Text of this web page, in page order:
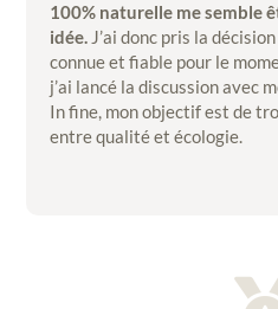
100% naturelle me semble
idée. J’ai donc pris la
connue et fiable pour le
j’ai lancé la discussion avec
In fine, mon objectif est de
entre qualité et écologie.